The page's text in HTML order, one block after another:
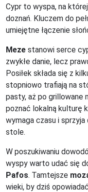
Cypr to wyspa, na
doznań. Kluczem do
umiejętne łączenie
Meze stanowi serce
zwykłe danie, lecz
Posiłek składa się z
stopniowo trafiają na
pasty, aż po grillowane
poznać lokalną kulturę
wymaga czasu i
stole.
W poszukiwaniu
wyspy warto udać się
Pafos. Tamtejsze
wieki, by dziś